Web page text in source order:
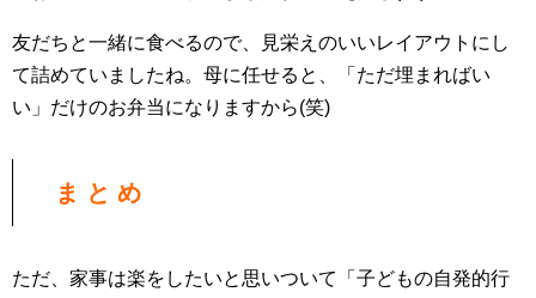
友だちと一緒に食べるので、見栄えのいいレイアウトにし
て詰めていましたね。母に任せると、「ただ埋まればい
い」だけのお弁当になりますから(笑)
ま と め
ただ、家事は楽をしたいと思いついて「子どもの自発的行